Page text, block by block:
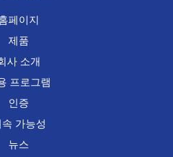
페이지
제품
사 소개
프로그램
인증
속 가능성
뉴스